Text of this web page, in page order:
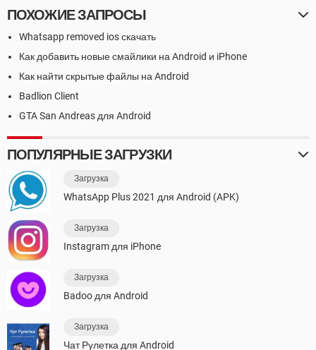
ПОХОЖИЕ ЗАПРОСЫ
Whatsapp removed ios скачать
Как добавить новые смайлики на Android и iPhone
Как найти скрытые файлы на Android
Badlion Client
GTA San Andreas для Android
ПОПУЛЯРНЫЕ ЗАГРУЗКИ
Загрузка
WhatsApp Plus 2021 для Android (APK)
Загрузка
Instagram для iPhone
Загрузка
Badoo для Android
Загрузка
Чат Рулетка для Android